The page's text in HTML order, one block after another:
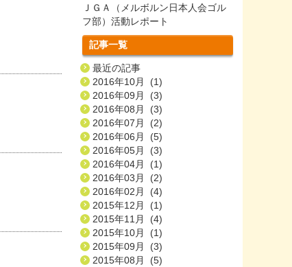
ＪＧＡ（メルボルン日本人会ゴル
フ部）活動レポート
記事一覧
最近の記事
2016年10月 (1)
2016年09月 (3)
2016年08月 (3)
2016年07月 (2)
2016年06月 (5)
2016年05月 (3)
2016年04月 (1)
2016年03月 (2)
2016年02月 (4)
2015年12月 (1)
2015年11月 (4)
2015年10月 (1)
2015年09月 (3)
2015年08月 (5)